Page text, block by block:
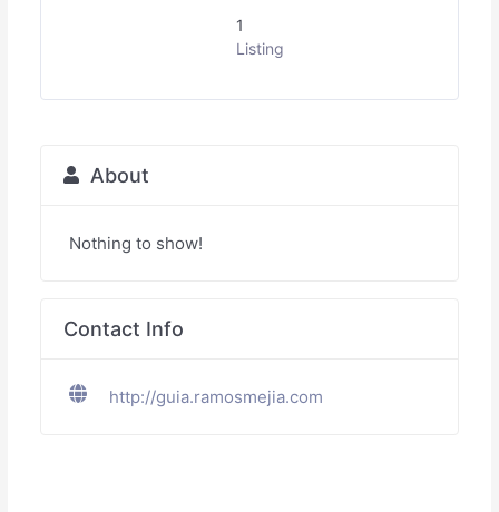
1
Listing
About
Nothing to show!
Contact Info
http://guia.ramosmejia.com